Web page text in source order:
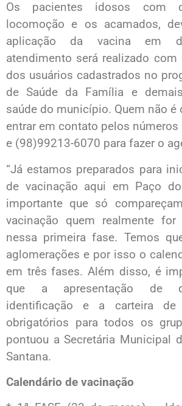
Os pacientes idosos com
locomoção e os acamados,
aplicação da vacina em
atendimento será realizado
dos usuários cadastrados no
de Saúde da Família e
saúde do município. Quem não é
entrar em contato pelos
e (98)99213-6070 para fazer o
“Já estamos preparados para
de vacinação aqui em Paço
importante que só
vacinação quem realmente for
nessa primeira fase. Temos
aglomerações e por isso o
em três fases. Além disso, é
que a apresentação de
identificação e a carteira de
obrigatórios para todos os
pontuou a Secretária Municipal
Santana.
Calendário de vacinação